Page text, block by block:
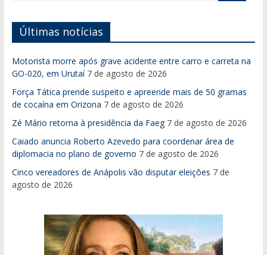
Últimas notícias
Motorista morre após grave acidente entre carro e carreta na
GO-020, em Urutaí 7 de agosto de 2026
Força Tática prende suspeito e apreende mais de 50 gramas
de cocaína em Orizona 7 de agosto de 2026
Zé Mário retorna à presidência da Faeg 7 de agosto de 2026
Caiado anuncia Roberto Azevedo para coordenar área de
diplomacia no plano de governo 7 de agosto de 2026
Cinco vereadores de Anápolis vão disputar eleições 7 de
agosto de 2026